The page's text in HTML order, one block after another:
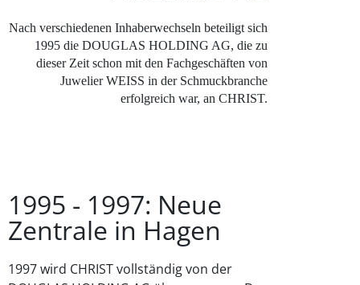
Nach verschiedenen Inhaberwechseln beteiligt sich
1995 die DOUGLAS HOLDING AG, die zu
dieser Zeit schon mit den Fachgeschäften von
Juwelier WEISS in der Schmuckbranche
erfolgreich war, an CHRIST.
1995 - 1997: Neue
Zentrale in Hagen
1997 wird CHRIST vollständig von der